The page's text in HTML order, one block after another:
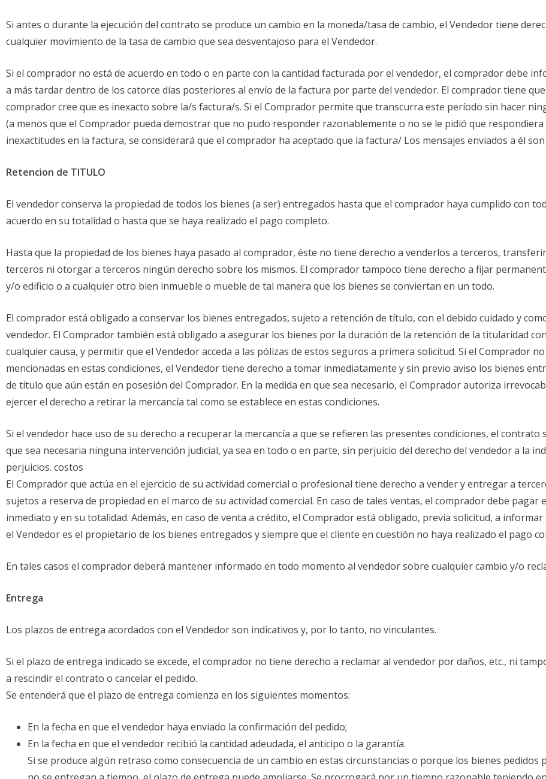
Si antes o durante la ejecución del contrato se produce un cambio en la moneda/tasa de cambio, el Vendedor tiene
cualquier movimiento de la tasa de cambio que sea desventajoso para el Vendedor.
Si el comprador no está de acuerdo en todo o en parte con la cantidad facturada por el vendedor, el comprador debe
a más tardar dentro de los catorce días posteriores al envío de la factura por parte del vendedor. El comprador tiene
comprador cree que es inexacto sobre la/s factura/s. Si el Comprador permite que transcurra este período sin hacer
(a menos que el Comprador pueda demostrar que no pudo responder razonablemente o no se le pidió que respondiera
inexactitudes en la factura, se considerará que el comprador ha aceptado que la factura/ Los mensajes enviados a él
Retencion de TITULO
El vendedor conserva la propiedad de todos los bienes (a ser) entregados hasta que el comprador haya cumplido con
acuerdo en su totalidad o hasta que se haya realizado el pago completo.
Hasta que la propiedad de los bienes haya pasado al comprador, éste no tiene derecho a venderlos a terceros,
terceros ni otorgar a terceros ningún derecho sobre los mismos. El comprador tampoco tiene derecho a fijar
y/o edificio o a cualquier otro bien inmueble o mueble de tal manera que los bienes se conviertan en un todo.
El comprador está obligado a conservar los bienes entregados, sujeto a retención de título, con el debido cuidado y
vendedor. El Comprador también está obligado a asegurar los bienes por la duración de la retención de la titularidad
cualquier causa, y permitir que el Vendedor acceda a las pólizas de estos seguros a primera solicitud. Si el Comprador
mencionadas en estas condiciones, el Vendedor tiene derecho a tomar inmediatamente y sin previo aviso los bienes
de título que aún están en posesión del Comprador. En la medida en que sea necesario, el Comprador autoriza
ejercer el derecho a retirar la mercancía tal como se establece en estas condiciones.
Si el vendedor hace uso de su derecho a recuperar la mercancía a que se refieren las presentes condiciones, el contrato
que sea necesaria ninguna intervención judicial, ya sea en todo o en parte, sin perjuicio del derecho del vendedor a la
perjuicios. costos
El Comprador que actúa en el ejercicio de su actividad comercial o profesional tiene derecho a vender y entregar a
sujetos a reserva de propiedad en el marco de su actividad comercial. En caso de tales ventas, el comprador debe pagar
inmediato y en su totalidad. Además, en caso de venta a crédito, el Comprador está obligado, previa solicitud, a informar
el Vendedor es el propietario de los bienes entregados y siempre que el cliente en cuestión no haya realizado el pago
En tales casos el comprador deberá mantener informado en todo momento al vendedor sobre cualquier cambio y/o
Entrega
Los plazos de entrega acordados con el Vendedor son indicativos y, por lo tanto, no vinculantes.
Si el plazo de entrega indicado se excede, el comprador no tiene derecho a reclamar al vendedor por daños, etc., ni
a rescindir el contrato o cancelar el pedido.
Se entenderá que el plazo de entrega comienza en los siguientes momentos:
En la fecha en que el vendedor haya enviado la confirmación del pedido;
En la fecha en que el vendedor recibió la cantidad adeudada, el anticipo o la garantía.
Si se produce algún retraso como consecuencia de un cambio en estas circunstancias o porque los bienes pedidos